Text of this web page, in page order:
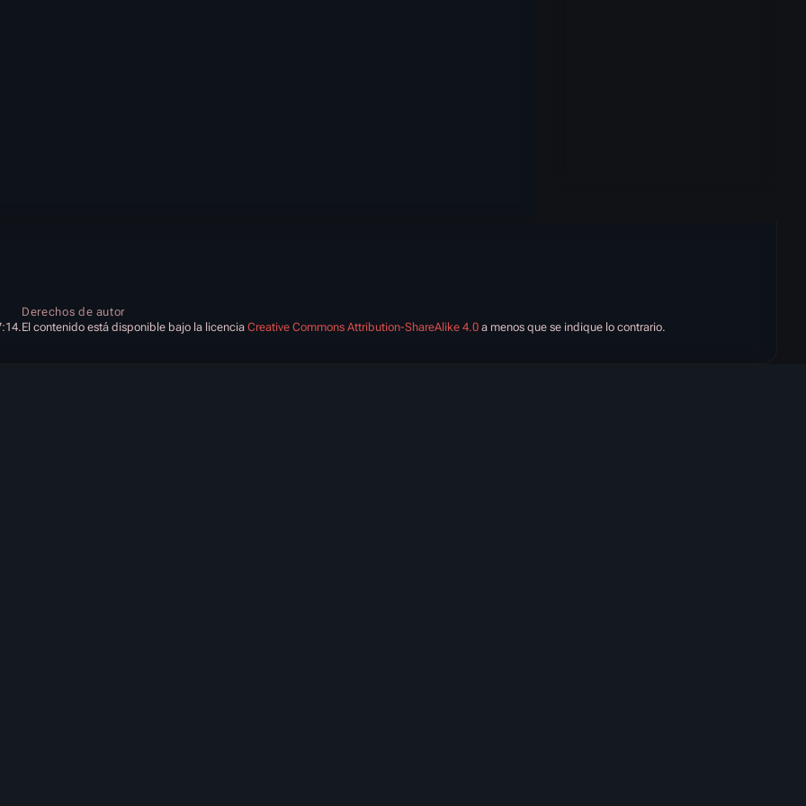
Derechos de autor
El contenido está disponible bajo la licencia Creative Commons Attribution-ShareAlike 4.0 a menos que se indique lo contrario.